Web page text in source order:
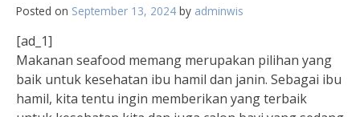
Posted on September 13, 2024 by adminwis
[ad_1]
Makanan seafood memang merupakan pilihan yang
baik untuk kesehatan ibu hamil dan janin. Sebagai ibu
hamil, kita tentu ingin memberikan yang terbaik